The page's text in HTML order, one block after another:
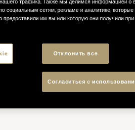
трафика. Также мы делимся информацией о
социальным сетям, рекламе и аналитике, которые
предоставили им вы или которую они получили
Отклонить все
Согласиться с